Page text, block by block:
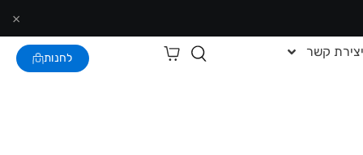
×
יצירת קשר לחנות